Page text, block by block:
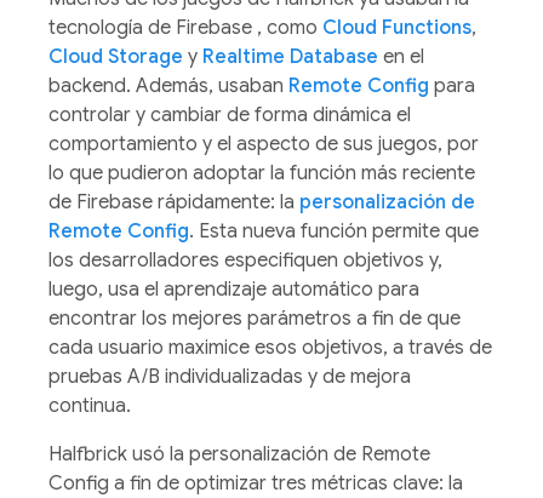
tecnología de Firebase , como Cloud Functions,
Cloud Storage y Realtime Database en el
backend. Además, usaban Remote Config para
controlar y cambiar de forma dinámica el
comportamiento y el aspecto de sus juegos, por
lo que pudieron adoptar la función más reciente
de Firebase rápidamente: la personalización de
Remote Config. Esta nueva función permite que
los desarrolladores especifiquen objetivos y,
luego, usa el aprendizaje automático para
encontrar los mejores parámetros a fin de que
cada usuario maximice esos objetivos, a través de
pruebas A/B individualizadas y de mejora
continua.
Halfbrick usó la personalización de Remote
Config a fin de optimizar tres métricas clave: la